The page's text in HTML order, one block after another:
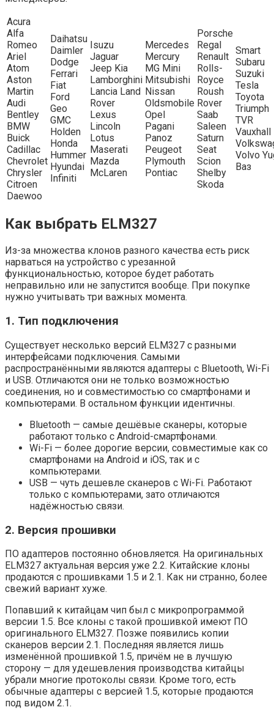
Acura
Alfa
Romeo
Ariel
Atom
Aston
Martin
Audi
Bentley
BMW
Buick
Cadillac
Chevrolet
Chrysler
Citroen
Daewoo
Daihatsu
Daimler
Dodge
Ferrari
Fiat
Ford
Geo
GMC
Holden
Honda
Hummer
Hyundai
Infiniti
Isuzu
Jaguar
Jeep Kia
Lamborghini
Lancia Land
Rover
Lexus
Lincoln
Lotus
Maserati
Mazda
McLaren
Mercedes
Mercury
MG Mini
Mitsubishi
Nissan
Oldsmobile
Opel
Pagani
Panoz
Peugeot
Plymouth
Pontiac
Porsche
Regal
Renault
Rolls-
Royce
Roush
Rover
Saab
Saleen
Saturn
Seat
Scion
Shelby
Skoda
Smart
Subaru
Suzuki
Tesla
Toyota
Triumph
TVR
Vauxhall
Volvo
Ваз
Как выбрать ELM327
Из-за множества клонов разного качества есть риск
нарваться на устройство с урезанной
функциональностью, которое будет работать
неправильно или не запустится вообще. При покупке
нужно учитывать три важных момента.
1. Тип подключения
Существует несколько версий ELM327 с разными
интерфейсами подключения. Самыми
распространёнными являются адаптеры с Bluetooth, Wi-Fi
и USB. Отличаются они не только возможностью
соединения, но и совместимостью со смартфонами и
компьютерами. В остальном функции идентичны.
Bluetooth — самые дешёвые сканеры, которые
работают только с Android-смартфонами.
Wi-Fi — более дорогие версии, совместимые как со
смартфонами на Android и iOS, так и с
компьютерами.
USB — чуть дешевле сканеров с Wi-Fi. Работают
только с компьютерами, зато отличаются
надёжностью связи.
2. Версия прошивки
ПО адаптеров постоянно обновляется. На оригинальных
ELM327 актуальная версия уже 2.2. Китайские клоны
продаются с прошивками 1.5 и 2.1. Как ни странно, более
свежий вариант хуже.
Попавший к китайцам чип был с микропрограммой
версии 1.5. Все клоны с такой прошивкой имеют ПО
оригинального ELM327. Позже появились копии
сканеров версии 2.1. Последняя является лишь
изменённой прошивкой 1.5, причём не в лучшую
сторону — для удешевления производства китайцы
убрали многие протоколы связи. Кроме того, есть
обычные адаптеры с версией 1.5, которые продаются
под видом 2.1.